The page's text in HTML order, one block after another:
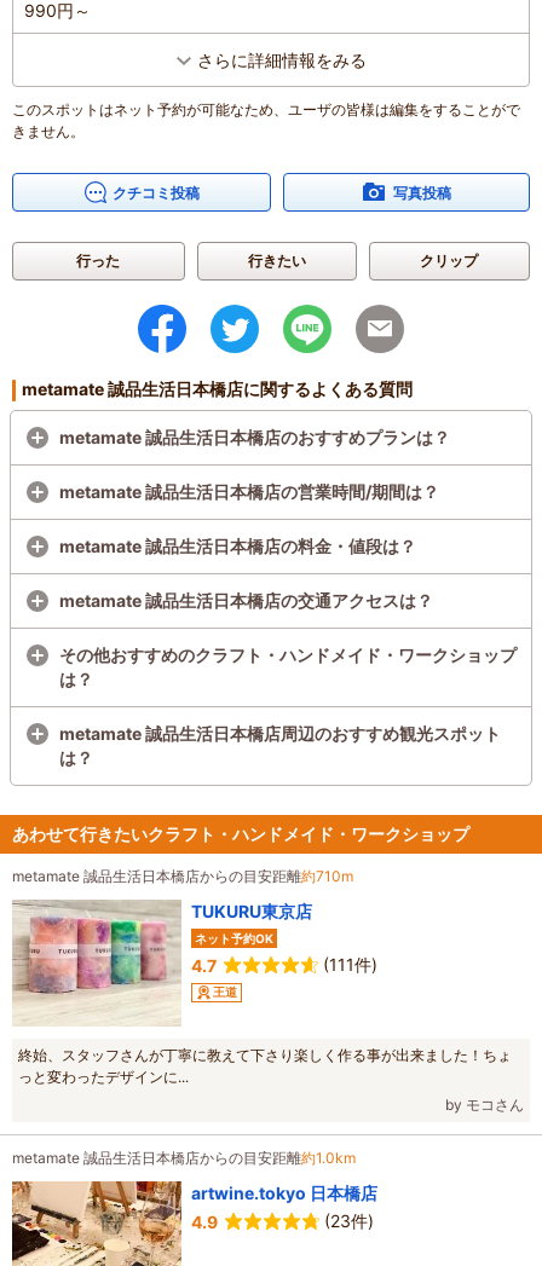
990円～
さらに詳細情報をみる
このスポットはネット予約が可能なため、ユーザの皆様は編集をすることがで
きません。
クチコミ投稿 写真投稿
行った 行きたい クリップ
metamate 誠品生活日本橋店に関するよくある質問
metamate 誠品生活日本橋店のおすすめプランは？
metamate 誠品生活日本橋店の営業時間/期間は？
metamate 誠品生活日本橋店の料金・値段は？
metamate 誠品生活日本橋店の交通アクセスは？
その他おすすめのクラフト・ハンドメイド・ワークショップ
は？
metamate 誠品生活日本橋店周辺のおすすめ観光スポット
は？
あわせて行きたいクラフト・ハンドメイド・ワークショップ
metamate 誠品生活日本橋店からの目安距離約710m
TUKURU東京店
ネット予約OK
4.7 (111件)
王道
終始、スタッフさんが丁寧に教えて下さり楽しく作る事が出来ました！ちょ
っと変わったデザインに...
by モコさん
metamate 誠品生活日本橋店からの目安距離約1.0km
artwine.tokyo 日本橋店
4.9
(23件)